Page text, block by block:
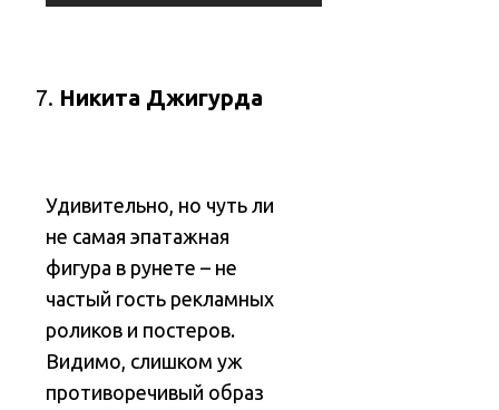
Никита Джигурда
Удивительно, но чуть ли
не самая эпатажная
фигура в рунете – не
частый гость рекламных
роликов и постеров.
Видимо, слишком уж
противоречивый образ